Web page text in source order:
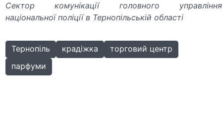
Сектор комунікації головного управління
національної поліції в Тернопільській області
Тернопіль крадіжка
торговий центр
парфуми